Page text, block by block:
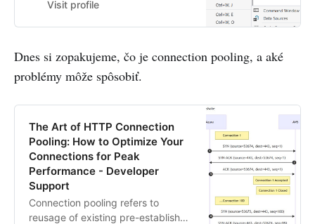
Visual Studio(especially with the
Visit profile
Dnes si zopakujeme, čo je connection pooling, a aké
problémy môže spôsobiť.
The Art of HTTP Connection
Pooling: How to Optimize Your
Connections for Peak
Performance - Developer
Support
Connection pooling refers to
reusage of existing pre-established